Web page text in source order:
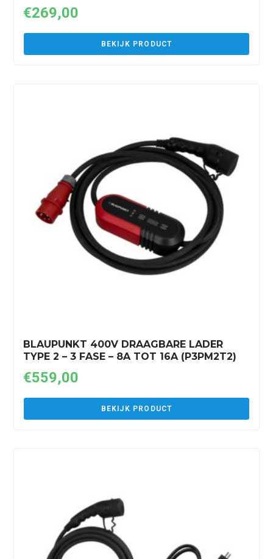
€269,00
BEKIJK PRODUCT
BLAUPUNKT 400V DRAAGBARE LADER
TYPE 2 – 3 FASE – 8A TOT 16A (P3PM2T2)
€559,00
BEKIJK PRODUCT